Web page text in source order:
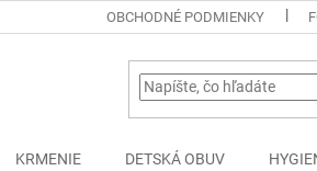
OBCHODNÉ PODMIENKY
KRMENIE DETSKÁ OBUV